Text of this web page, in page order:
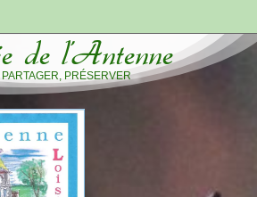
de l’Antenne
PRÉSERVER